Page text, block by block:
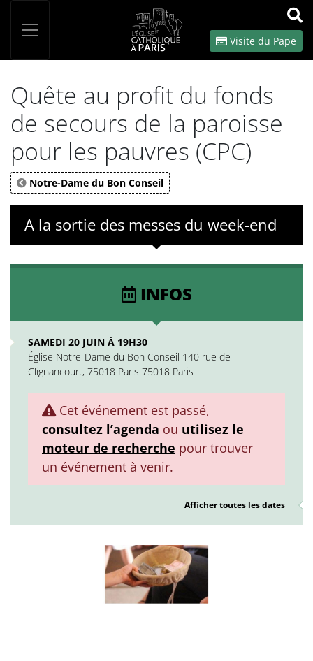
OK
Visite du Pape
Quête au profit du fonds
de secours de la paroisse
pour les pauvres (CPC)
Notre-Dame du Bon Conseil
A la sortie des messes du week-end
INFOS
SAMEDI 20 JUIN À 19H30
Église Notre-Dame du Bon Conseil 140 rue de
Clignancourt, 75018 Paris 75018 Paris
Cet événement est passé,
consultez l’agenda ou utilisez le
moteur de recherche pour trouver
un événement à venir.
Afficher toutes les dates
Panneau de gestion des cookies